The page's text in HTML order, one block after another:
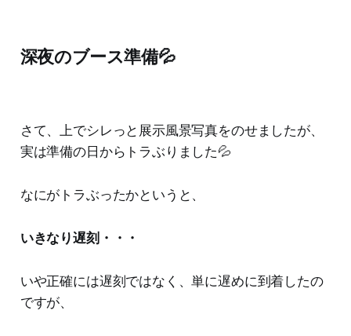
深夜のブース準備💦
さて、上でシレっと展示風景写真をのせましたが、
実は準備の日からトラぶりました💦
なにがトラぶったかというと、
いきなり遅刻・・・
いや正確には遅刻ではなく、単に遅めに到着したの
ですが、